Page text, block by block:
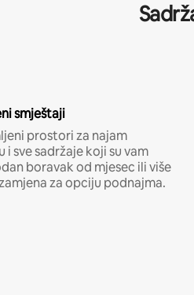
smještaji
prostori za najam
i sve sadržaje koji su vam
boravak od mjesec ili više
za opciju podnajma.